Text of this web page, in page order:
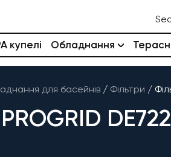
купелі Обладнання
для басейнів / Фільтри /